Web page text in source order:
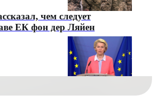
чем следует
ЕК фон дер Ляйен